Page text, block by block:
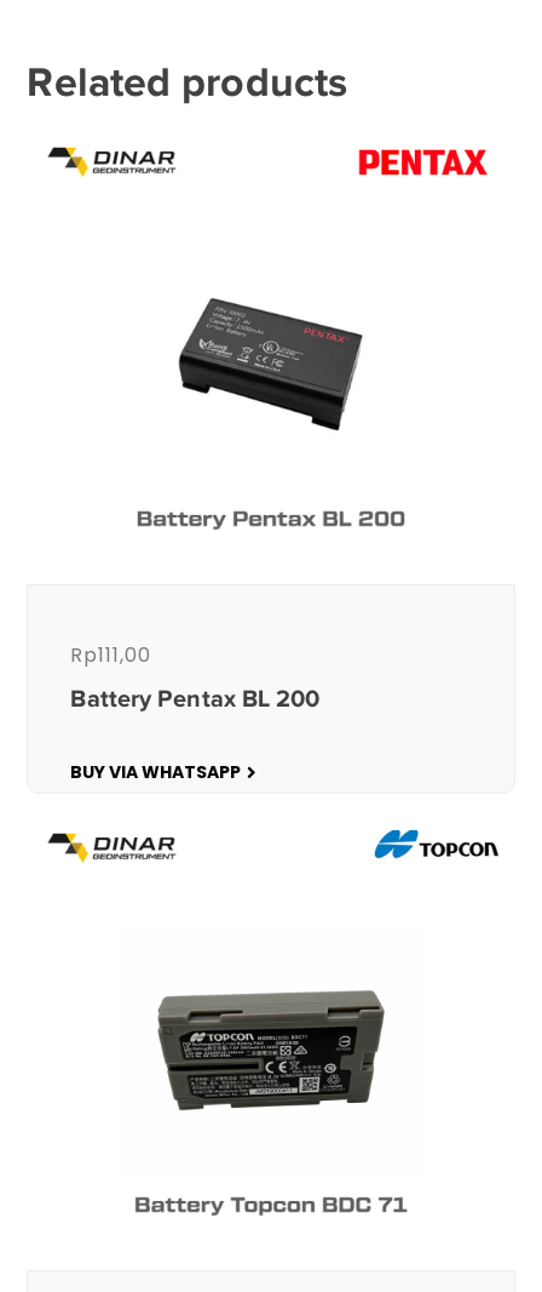
Related products
Battery Pentax BL 200
Rp111,00
BUY VIA WHATSAPP